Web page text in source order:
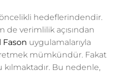
hedeflerindendir.
de verimlilik açısından
Fason uygulamalarıyla
mümkündür. Fakat
Bu nedenle,